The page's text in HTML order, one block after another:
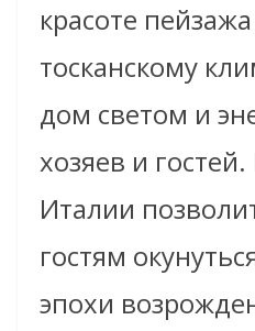
красоте
тосканскому
дом светом и
хозяев и
Италии
гостям
эпохи